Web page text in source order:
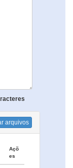
arquivos
Açõ
es